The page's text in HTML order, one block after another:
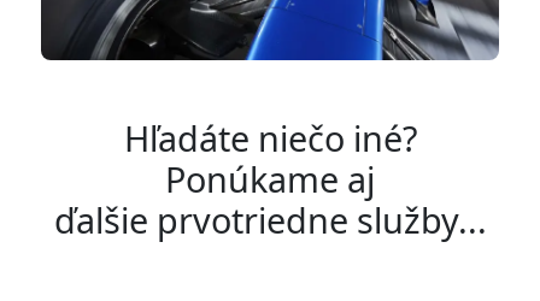
Hľadáte niečo iné?
Ponúkame aj
ďalšie prvotriedne služby...